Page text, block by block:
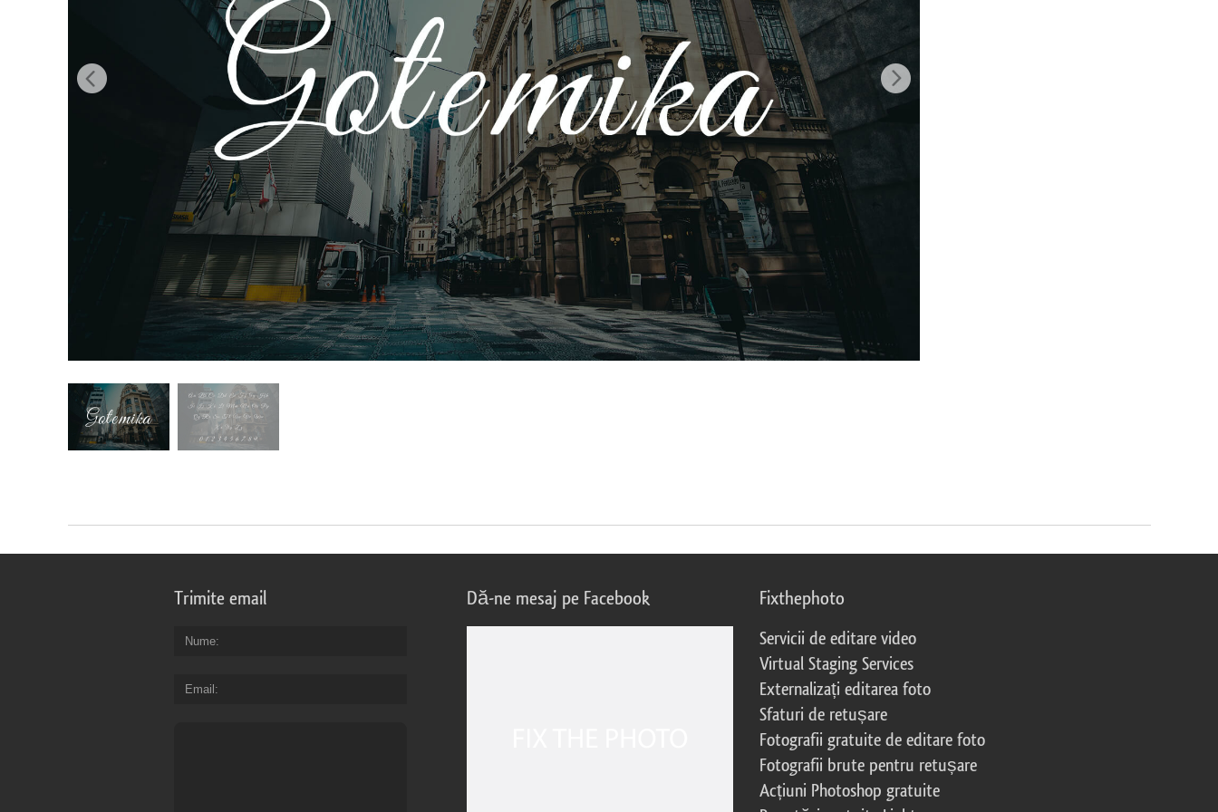
Retusarea produsului Servicii Bijuterii Retușând Servicii Date de Antrenament AI
Trimite email
Nume
Email
Dă-ne mesaj pe Facebook Fixthephoto
Servicii de editare video
Virtual Staging Services
Externalizați editarea foto
Sfaturi de retușare
Fotografii gratuite de editare foto
Fotografii brute pentru retușare
Acțiuni Photoshop gratuite